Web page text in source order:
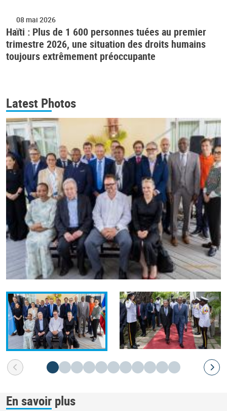
08 mai 2026
Haïti : Plus de 1 600 personnes tuées au premier
trimestre 2026, une situation des droits humains
toujours extrêmement préoccupante
Latest Photos
En savoir plus